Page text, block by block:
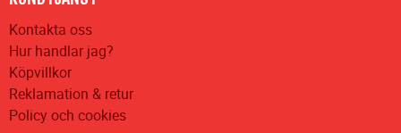
Kontakta oss
Hur handlar jag?
Köpvillkor
Reklamation & retur
Policy och cookies